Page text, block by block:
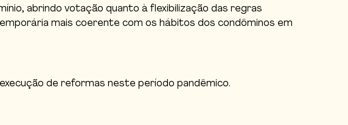
abrindo votação quanto à flexibilização das regras
mais coerente com os hábitos dos condôminos em
de reformas neste período pandêmico.